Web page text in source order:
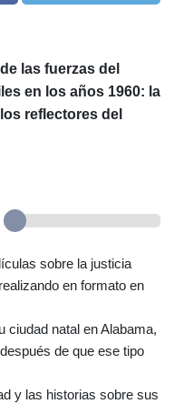
las fuerzas del
en los años 1960: la
reflectores del
sobre la justicia
en formato en
ciudad natal en Alabama,
de que ese tipo
y las historias sobre sus